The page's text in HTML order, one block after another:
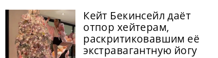
Кейт Бекинсейл даёт
отпор хейтерам,
раскритиковавшим её
экстравагантную йогу